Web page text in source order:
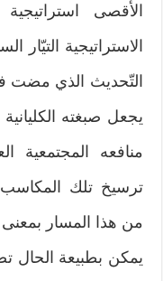
الأقصى استراتيجية
الاستراتيجية التيّار
التّحديث الذي مضت
يجعل صبغته
منافعه المجتمعية
ترسيخ تلك المكاسب
من هذا المسار بمعنى
يمكن بطبيعة الحال